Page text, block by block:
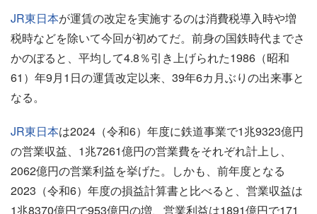
JR東日本が運賃の改定を実施するのは消費税導入時や増
税時などを除いて今回が初めてだ。前身の国鉄時代までさ
かのぼると、平均して4.8％引き上げられた1986（昭和
61）年9月1日の運賃改定以来、39年6カ月ぶりの出来事と
なる。
JR東日本は2024（令和6）年度に鉄道事業で1兆9323億円
の営業収益、1兆7261億円の営業費をそれぞれ計上し、
2062億円の営業利益を挙げた。しかも、前年度となる
2023（令和6）年度の損益計算書と比べると、営業収益は
1兆8370億円で953億円の増、営業利益は1891億円で171